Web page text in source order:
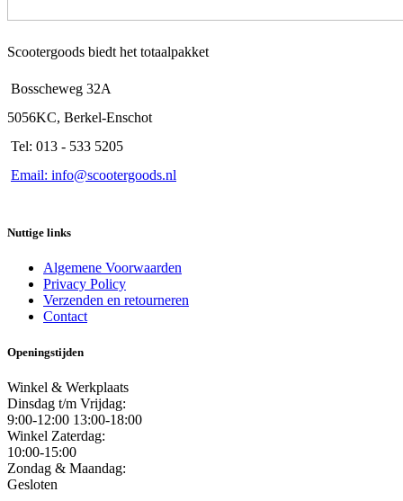
Scootergoods biedt het totaalpakket
Bosscheweg 32A
5056KC, Berkel-Enschot
Tel: 013 - 533 5205
Email: info@scootergoods.nl
Nuttige links
Algemene Voorwaarden
Privacy Policy
Verzenden en retourneren
Contact
Openingstijden
Winkel & Werkplaats
Dinsdag t/m Vrijdag:
9:00-12:00 13:00-18:00
Winkel Zaterdag:
10:00-15:00
Zondag & Maandag:
Gesloten